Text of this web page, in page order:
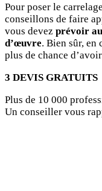
Pour poser le
conseillons de faire
vous devez prévoir
d’œuvre. Bien sûr, en
plus de chance
3 DEVIS GRATUITS
Plus de 10 000
Un conseiller vous